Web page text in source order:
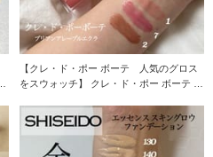
【クレ・ド・ポー ボーテ 人気のグロス
をスウォッチ】 クレ・ド・ポー ボーテ ブ